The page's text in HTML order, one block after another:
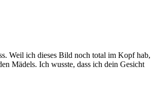
Weil ich dieses Bild noch total im Kopf hab,
Mädels. Ich wusste, dass ich dein Gesicht